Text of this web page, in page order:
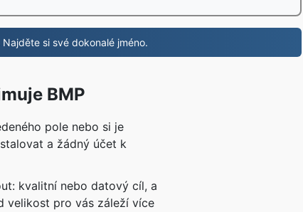
si své dokonalé jméno.
BMP
pole nebo si je
a žádný účet k
kvalitní nebo datový cíl, a
velikost pro vás záleží více